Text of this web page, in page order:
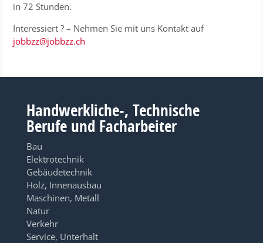
in 72 Stunden.
Interessiert ? – Nehmen Sie mit uns Kontakt auf
jobbzz@jobbzz.ch
Handwerkliche-, Technische
Berufe und Facharbeiter
Bau
Elektrotechnik
Gebäudetechnik
Holz, Innenausbau
Maschinen, Metall
Natur
Verkehr
Service, Unterhalt